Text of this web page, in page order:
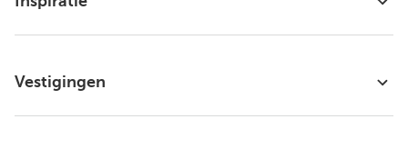
Vestigingen